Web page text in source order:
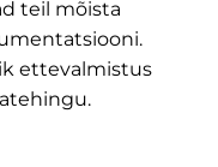
teil mõista
ettevalmistus